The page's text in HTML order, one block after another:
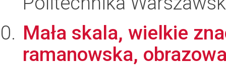
Mała skala, wielkie
ramanowska,